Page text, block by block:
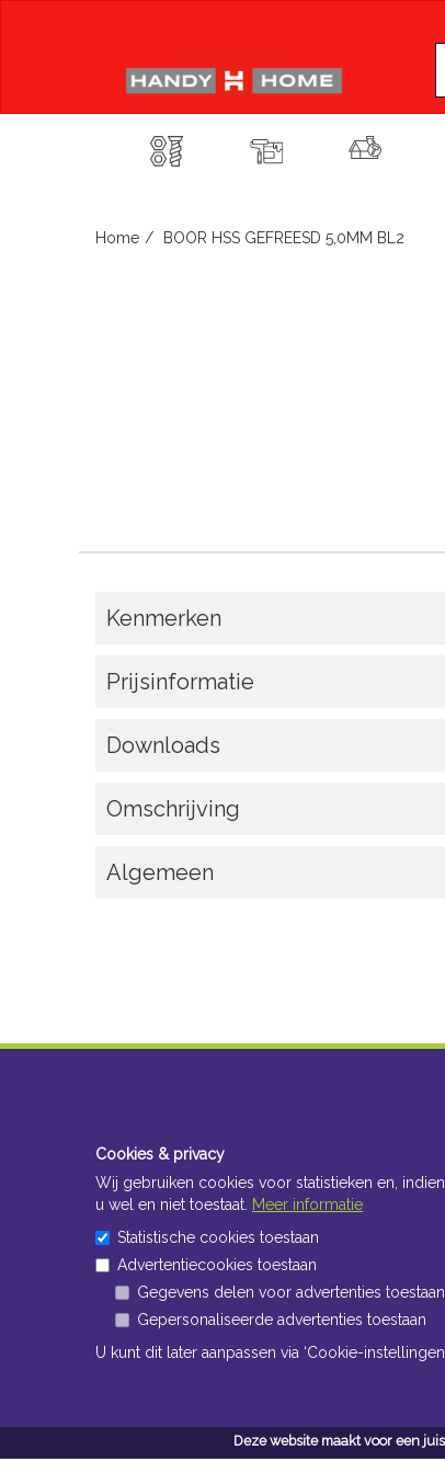
Deze website maakt voor een
Home BOOR HSS GEFREESD 5,0MM BL2
Kenmerken
Prijsinformatie
Downloads
Omschrijving
Algemeen
Cookies & privacy
Wij gebruiken cookies voor statistieken en,
u wel en niet toestaat. Meer informatie
Statistische cookies toestaan
Advertentiecookies toestaan
Gegevens delen voor advertenties toestaan
Gepersonaliseerde advertenties toestaan
U kunt dit later aanpassen via ‘Cookie-